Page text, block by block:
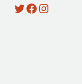
X Facebook Instagram